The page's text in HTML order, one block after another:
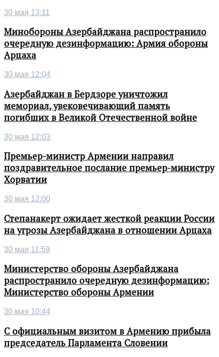
30 мая 13:11
Минобороны Азербайджана распространило
очередную дезинформацию: Армия обороны
Арцаха
30 мая 12:04
Азербайджан в Бердзоре уничтожил
мемориал, увековечивающий память
погибших в Великой Отечественной войне
30 мая 12:03
Премьер-министр Армении направил
поздравительное послание премьер-министру
Хорватии
30 мая 12:00
Степанакерт ожидает жесткой реакции России
на угрозы Азербайджана в отношении Арцаха
30 мая 11:59
Министерство обороны Азербайджана
распространило очередную дезинформацию:
Министерство обороны Армении
30 мая 10:44
С официальным визитом в Армению прибыла
председатель Парламента Словении